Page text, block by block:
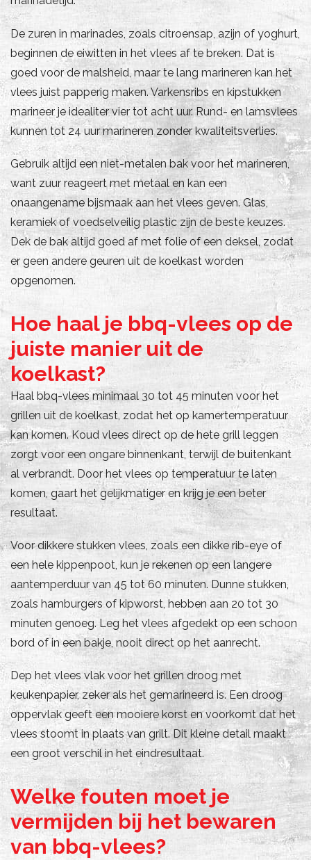
De zuren in marinades, zoals citroensap, azijn of yoghurt,
beginnen de eiwitten in het vlees af te breken. Dat is
goed voor de malsheid, maar te lang marineren kan het
vlees juist papperig maken. Varkensribs en kipstukken
marineer je idealiter vier tot acht uur. Rund- en lamsvlees
kunnen tot 24 uur marineren zonder kwaliteitsverlies.
Gebruik altijd een niet-metalen bak voor het marineren,
want zuur reageert met metaal en kan een
onaangename bijsmaak aan het vlees geven. Glas,
keramiek of voedselveilig plastic zijn de beste keuzes.
Dek de bak altijd goed af met folie of een deksel, zodat
er geen andere geuren uit de koelkast worden
opgenomen.
Hoe haal je bbq-vlees op de
juiste manier uit de
koelkast?
Haal bbq-vlees minimaal 30 tot 45 minuten voor het
grillen uit de koelkast, zodat het op kamertemperatuur
kan komen. Koud vlees direct op de hete grill leggen
zorgt voor een ongare binnenkant, terwijl de buitenkant
al verbrandt. Door het vlees op temperatuur te laten
komen, gaart het gelijkmatiger en krijg je een beter
resultaat.
Voor dikkere stukken vlees, zoals een dikke rib-eye of
een hele kippenpoot, kun je rekenen op een langere
aantemperduur van 45 tot 60 minuten. Dunne stukken,
zoals hamburgers of kipworst, hebben aan 20 tot 30
minuten genoeg. Leg het vlees afgedekt op een schoon
bord of in een bakje, nooit direct op het aanrecht.
Dep het vlees vlak voor het grillen droog met
keukenpapier, zeker als het gemarineerd is. Een droog
oppervlak geeft een mooiere korst en voorkomt dat het
vlees stoomt in plaats van grilt. Dit kleine detail maakt
een groot verschil in het eindresultaat.
Welke fouten moet je
vermijden bij het bewaren
van bbq-vlees?